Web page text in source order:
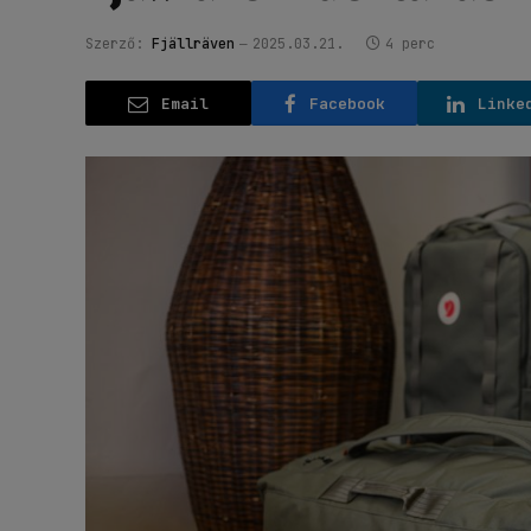
Szerző: Fjällräven 2025.03.21. 4 perc
Email Facebook